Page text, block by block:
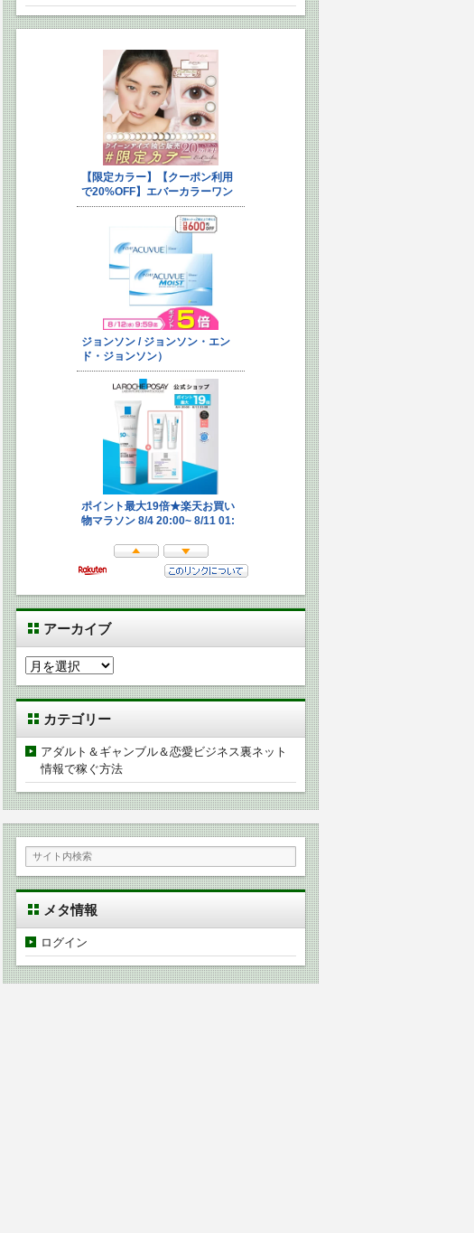
アーカイブ
ア
ー
カ
イ
ブ
カテゴリー
アダルト＆ギャンブル＆恋愛ビジネス裏ネット
情報で稼ぐ方法
メタ情報
ログイン